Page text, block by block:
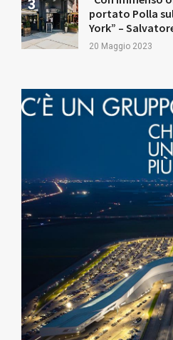
portato Polla
York” –
20 Maggio 2023